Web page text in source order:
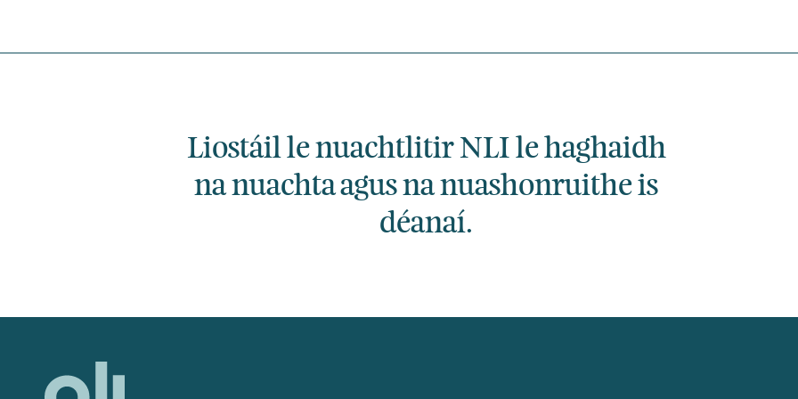
Liostáil le nuachtlitir NLI le haghaidh
na nuachta agus na nuashonruithe is
déanaí.
Home,
National